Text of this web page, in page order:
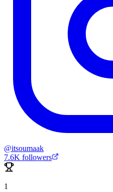
@itsoumaak
7.6K followers
1